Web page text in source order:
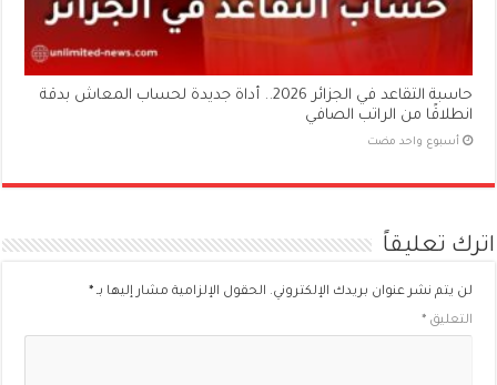
حاسبة التقاعد في الجزائر 2026.. أداة جديدة لحساب المعاش بدقة
انطلاقًا من الراتب الصافي
‏أسبوع واحد مضت
اترك تعليقاً
لن يتم نشر عنوان بريدك الإلكتروني. الحقول الإلزامية مشار إليها بـ*
التعليق*